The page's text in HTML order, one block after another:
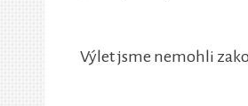
Výlet jsme nemohli